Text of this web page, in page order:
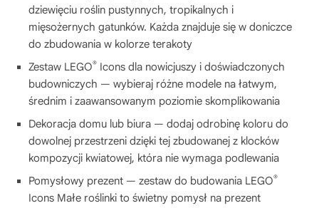
dziewięciu roślin pustynnych, tropikalnych i
mięsożernych gatunków. Każda znajduje się w doniczce
do zbudowania w kolorze terakoty
Zestaw LEGO® Icons dla nowicjuszy i doświadczonych
budowniczych — wybieraj różne modele na łatwym,
średnim i zaawansowanym poziomie skomplikowania
Dekoracja domu lub biura — dodaj odrobinę koloru do
dowolnej przestrzeni dzięki tej zbudowanej z klocków
kompozycji kwiatowej, która nie wymaga podlewania
Pomysłowy prezent — zestaw do budowania LEGO®
Icons Małe roślinki to świetny pomysł na prezent